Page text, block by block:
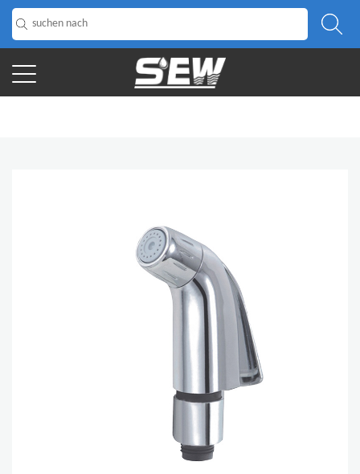
HOME / Produkt Handbrause in feiner Qualität